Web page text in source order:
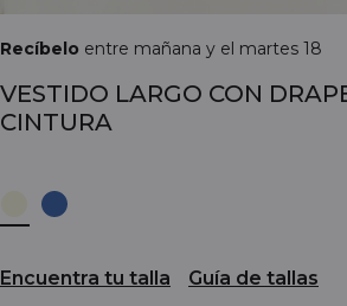
Recíbelo entre mañana y el martes 18
VESTIDO LARGO CON
CINTURA
Encuentra tu talla Guía de tallas